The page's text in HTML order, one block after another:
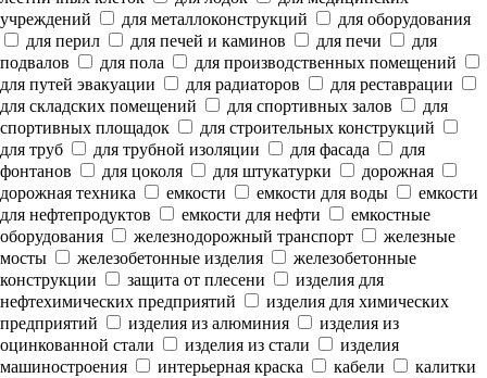
учреждений
для металлоконструкций
для оборудования
для перил
для печей и каминов для печи
для
подвалов
для пола
для производственных помещений
для путей эвакуации
для радиаторов
для реставрации
для складских помещений
для спортивных залов
для
спортивных площадок
для строительных конструкций
для труб
для трубной изоляции для фасада
для
фонтанов
для цоколя для штукатурки
дорожная
дорожная техника
емкости емкости для воды
емкости
для нефтепродуктов
емкости для нефти
емкостные
оборудования
железнодорожный транспорт
железные
мосты
железобетонные изделия
железобетонные
конструкции
защита от плесени
изделия для
нефтехимических предприятий
изделия для химических
предприятий
изделия из алюминия
изделия из
оцинкованной стали
изделия из стали
изделия
машиностроения
интерьерная краска кабели
калитки